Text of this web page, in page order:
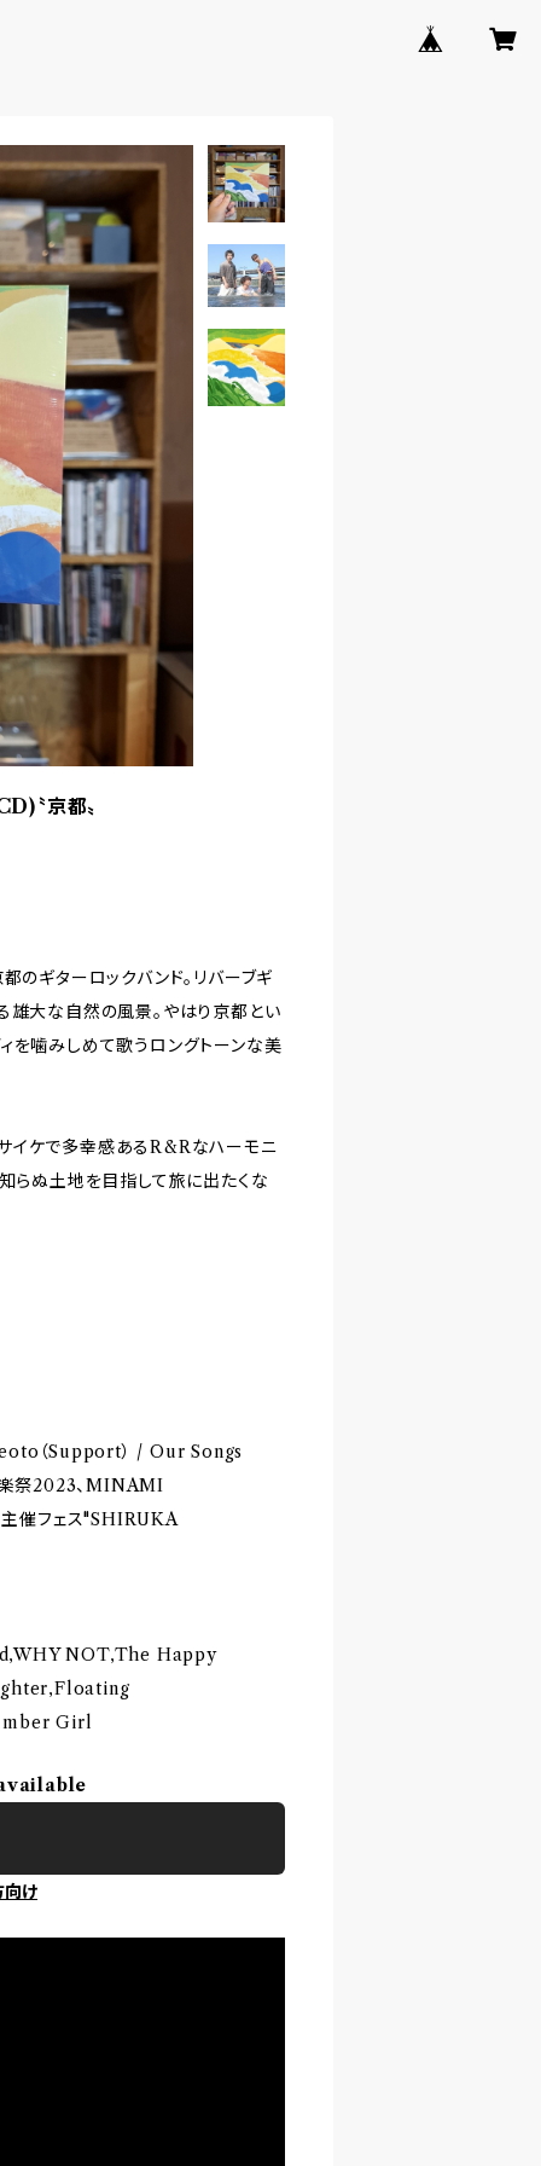
京都〟
ギターロックバンド。リバーブギ
雄大な自然の風景。やはり京都とい
を噛みしめて歌うロングトーンな美
イケで多幸感あるR&Rなハーモニ
らぬ土地を目指して旅に出たくな
（Support） / Our Songs
祭2023、MINAMI
催フェス"SHIRUKA
NOT,The Happy
Girl
向け